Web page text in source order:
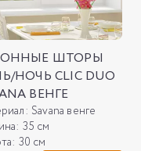
ШТОРЫ
НОЧЬ CLIC DUO
ВЕНГЕ
Savana венге
35 см
30 см